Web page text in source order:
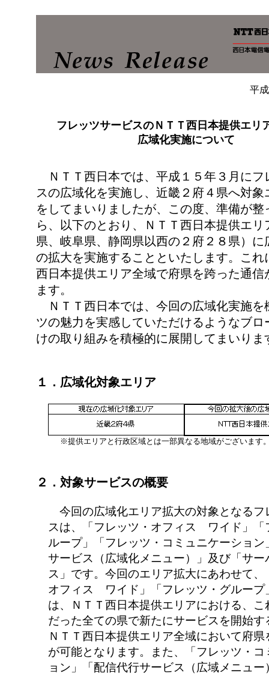
平
フレッツサービスのＮＴＴ西日本提供エリ
広域化実施について
ＮＴＴ西日本では、平成１５年３月にフ
スの広域化を実施し、近畿２府４県へ対象
をしてまいりましたが、この度、準備が整
ら、以下のとおり、ＮＴＴ西日本提供エリ
県、岐阜県、静岡県以西の２府２８県）に
の拡大を実施することといたします。これ
西日本提供エリア全域で府県を跨った通信
ます。
ＮＴＴ西日本では、今回の広域化実施を
ツの魅力を実感していただけるようなブロ
けの取り組みを積極的に展開してまいりま
１．広域化対象エリア
※提供エリアと行政区域とは一部異なる地域がございます
２．対象サービスの概要
今回の広域化エリア拡大の対象となるフ
スは、「フレッツ・オフィス ワイド」「
ループ」「フレッツ・コミュニケーション
サービス（広域化メニュー）」及び「サー
ス」です。今回のエリア拡大にあわせて、
オフィス ワイド」「フレッツ・グループ
は、ＮＴＴ西日本提供エリアにおける、こ
だった全ての県で新たにサービスを開始す
ＮＴＴ西日本提供エリア全域において府県
が可能となります。また、「フレッツ・コ
ョン」「配信代行サービス（広域メニュー